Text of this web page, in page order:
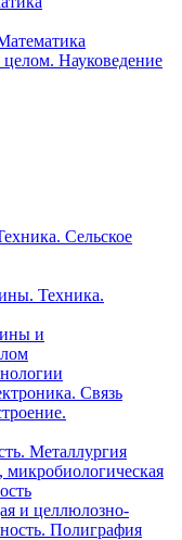
Науковедение
Сельское
Техника.
и
Связь
Металлургия
и целлюлозно-
Полиграфия